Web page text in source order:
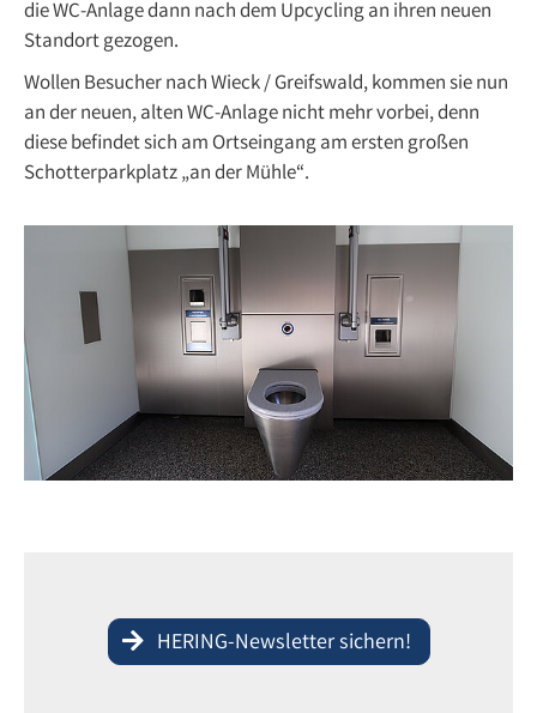
die WC-Anlage dann nach dem Upcycling an ihren neuen
Standort gezogen.
Wollen Besucher nach Wieck / Greifswald, kommen sie nun
an der neuen, alten WC-Anlage nicht mehr vorbei, denn
diese befindet sich am Ortseingang am ersten großen
Schotterparkplatz „an der Mühle“.
HERING-Newsletter sichern!